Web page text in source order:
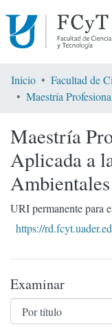
Comunidades
Encontrar por
Inicio
Maestría
Aplicada a
Ambientales
URI permanente para
https://
Examinar